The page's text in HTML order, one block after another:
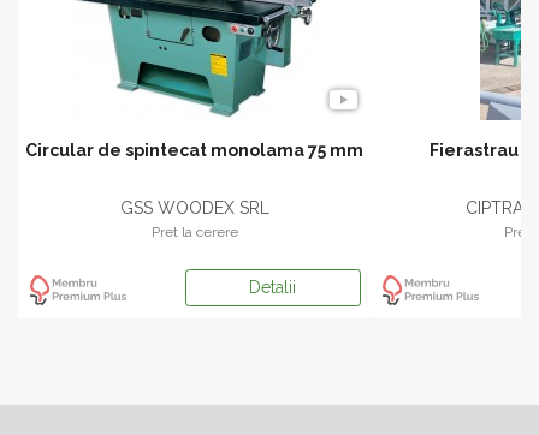
Circular de spintecat monolama 75 mm
GSS WOODEX SRL
Pret la cerere
Detalii
Fierastrau
Pret